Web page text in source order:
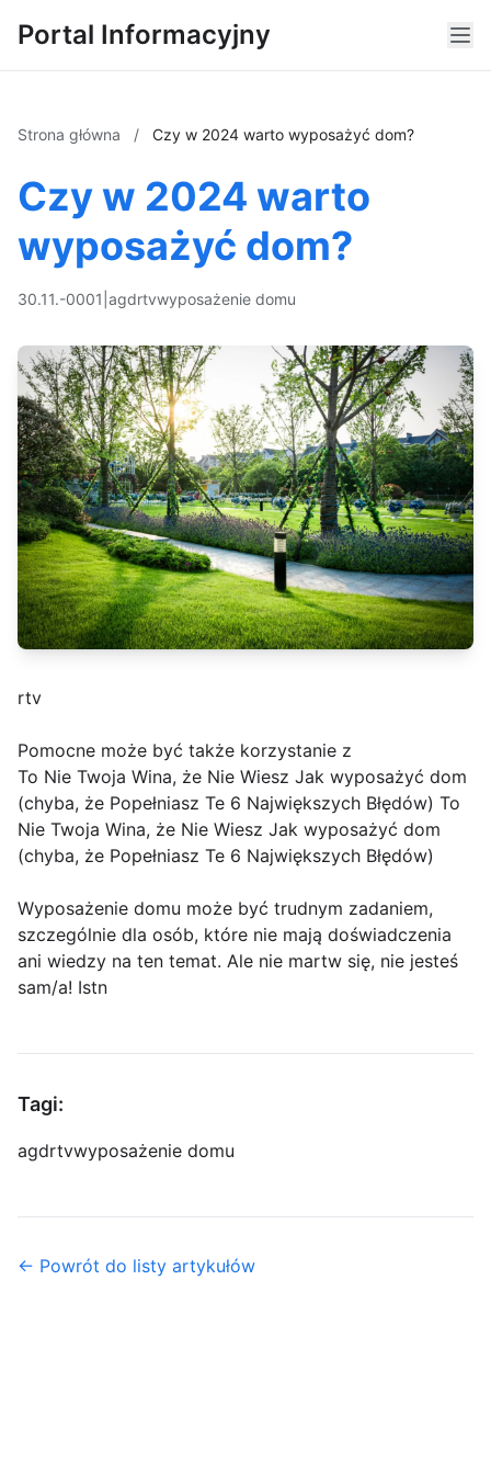
Portal Informacyjny
Strona główna / Czy w 2024 warto wyposażyć dom?
Czy w 2024 warto
wyposażyć dom?
30.11.-0001 agdrtvwyposażenie domu
rtv
Pomocne może być także korzystanie z
To Nie Twoja Wina, że Nie Wiesz Jak wyposażyć dom
(chyba, że Popełniasz Te 6 Największych Błędów) To
Nie Twoja Wina, że Nie Wiesz Jak wyposażyć dom
(chyba, że Popełniasz Te 6 Największych Błędów)
Wyposażenie domu może być trudnym zadaniem,
szczególnie dla osób, które nie mają doświadczenia
ani wiedzy na ten temat. Ale nie martw się, nie jesteś
sam/a! Istn
Tagi:
agdrtvwyposażenie domu
← Powrót do listy artykułów